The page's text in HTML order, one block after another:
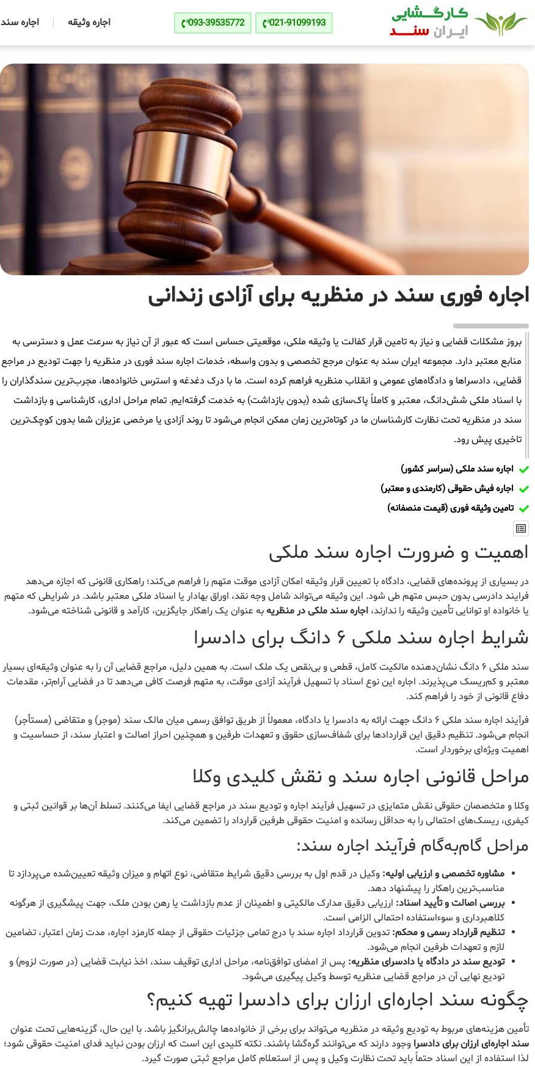
021-91099193
093-39535772 اجاره وثیقه اجاره سند
اجاره فوری سند در منظریه برای آزادی زندانی
بروز مشکلات قضایی و نیاز به تامین قرار کفالت یا وثیقه ملکی، موقعیتی حساس است که عبور از آن نیاز به سرعت عمل و دسترسی به
منابع معتبر دارد. مجموعه ایران سند به عنوان مرجع تخصصی و بدون واسطه، خدمات اجاره سند فوری در منظریه را جهت تودیع در مراجع
قضایی، دادسراها و دادگاه‌های عمومی و انقلاب منظریه فراهم کرده است. ما با درک دغدغه و استرس خانواده‌ها، مجرب‌ترین سندگذاران را
با اسناد ملکی شش‌دانگ، معتبر و کاملاً پاک‌سازی شده (بدون بازداشت) به خدمت گرفته‌ایم. تمام مراحل اداری، کارشناسی و بازداشت
سند در منظریه تحت نظارت کارشناسان ما در کوتاه‌ترین زمان ممکن انجام می‌شود تا روند آزادی یا مرخصی عزیزان شما بدون کوچک‌ترین
تاخیری پیش رود.
اجاره سند ملکی (سراسر کشور)
اجاره فیش حقوقی (کارمندی و معتبر)
تامین وثیقه فوری (قیمت منصفانه)
اهمیت و ضرورت اجاره سند ملکی
در بسیاری از پرونده‌های قضایی، دادگاه با تعیین قرار وثیقه امکان آزادی موقت متهم را فراهم می‌کند؛ راهکاری قانونی که اجازه می‌دهد
فرایند دادرسی بدون حبس متهم طی شود. این وثیقه می‌تواند شامل وجه نقد، اوراق بهادار یا اسناد ملکی معتبر باشد. در شرایطی که متهم
یا خانواده او توانایی تأمین وثیقه را ندارند، اجاره سند ملکی در منظریهبه عنوان یک راهکار جایگزین، کارآمد و قانونی شناخته می‌شود.
شرایط اجاره سند ملکی ۶ دانگ برای دادسرا
سند ملکی ۶ دانگ نشان‌دهنده مالکیت کامل، قطعی و بی‌نقص یک ملک است. به همین دلیل، مراجع قضایی آن را به عنوان وثیقه‌ای بسیار
معتبر و کم‌ریسک می‌پذیرند. اجاره این نوع اسناد با تسهیل فرآیند آزادی موقت، به متهم فرصت کافی می‌دهد تا در فضایی آرام‌تر، مقدمات
دفاع قانونی از خود را فراهم کند.
فرآیند اجاره سند ملکی ۶ دانگ جهت ارائه به دادسرا یا دادگاه، معمولاً از طریق توافق رسمی میان مالک سند (موجر) و متقاضی (مستأجر)
انجام می‌شود. تنظیم دقیق این قراردادها برای شفاف‌سازی حقوق و تعهدات طرفین و همچنین احراز اصالت و اعتبار سند، از حساسیت و
اهمیت ویژه‌ای برخوردار است.
مراحل قانونی اجاره سند و نقش کلیدی وکلا
وکلا و متخصصان حقوقی نقش متمایزی در تسهیل فرآیند اجاره و تودیع سند در مراجع قضایی ایفا می‌کنند. تسلط آن‌ها بر قوانین ثبتی و
کیفری، ریسک‌های احتمالی را به حداقل رسانده و امنیت حقوقی طرفین قرارداد را تضمین می‌کند.
مراحل گام‌به‌گام فرآیند اجاره سند:
مشاوره تخصصی و ارزیابی اولیه: وکیل در قدم اول به بررسی دقیق شرایط متقاضی، نوع اتهام و میزان وثیقه تعیین‌شده می‌پردازد تا
مناسب‌ترین راهکار را پیشنهاد دهد.
بررسی اصالت و تأیید اسناد: ارزیابی دقیق مدارک مالکیتی و اطمینان از عدم بازداشت یا رهن بودن ملک، جهت پیشگیری از هرگونه
کلاهبرداری و سوءاستفاده احتمالی الزامی است.
تنظیم قرارداد رسمی و محکم: تدوین قرارداد اجاره سند با درج تمامی جزئیات حقوقی از جمله کارمزد اجاره، مدت زمان اعتبار، تضامین
لازم و تعهدات طرفین انجام می‌شود.
تودیع سند در دادگاه یا دادسرای منظریه: پس از امضای توافق‌نامه، مراحل اداری توقیف سند، اخذ نیابت قضایی (در صورت لزوم) و
تودیع نهایی آن در مراجع قضایی منظریه توسط وکیل پیگیری می‌شود.
چگونه سند اجاره‌ای ارزان برای دادسرا تهیه کنیم؟
تأمین هزینه‌های مربوط به تودیع وثیقه در منظریه می‌تواند برای برخی از خانواده‌ها چالش‌برانگیز باشد. با این حال، گزینه‌هایی تحت عنوان
سند اجاره‌ای ارزان برای دادسرا وجود دارند که می‌توانند گره‌گشا باشند. نکته کلیدی این است که ارزان بودن نباید فدای امنیت حقوقی شود؛
لذا استفاده از این اسناد حتماً باید تحت نظارت وکیل و پس از استعلام کامل مراجع ثبتی صورت گیرد.